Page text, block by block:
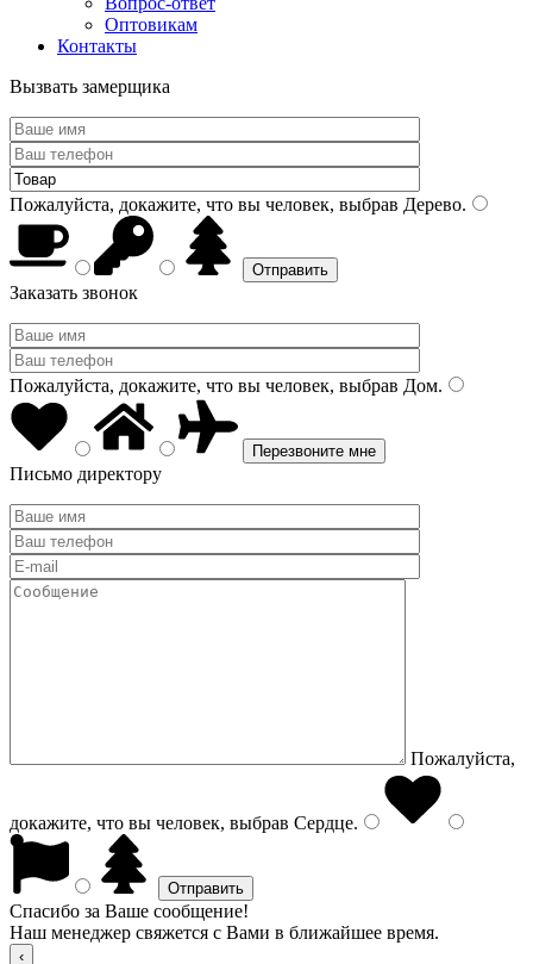
Оптовикам
Контакты
Вызвать замерщика
Пожалуйста, докажите, что вы человек, выбрав Дерево.
Заказать звонок
Пожалуйста, докажите, что вы человек, выбрав Дом.
Письмо директору
Пожалуйста,
докажите, что вы человек, выбрав Сердце.
Спасибо за Ваше сообщение!
Наш менеджер свяжется с Вами в ближайшее время.